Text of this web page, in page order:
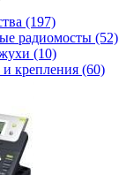
(197)
радиомосты (52)
(10)
крепления (60)